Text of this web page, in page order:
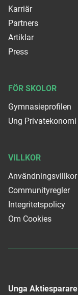
Unga Aktiesparare
Karriär
Partners
Artiklar
Press
FÖR SKOLOR
Gymnasieprofilen
Ung Privatekonomi
VILLKOR
Användningsvillkor
Communityregler
Integritetspolicy
Om Cookies